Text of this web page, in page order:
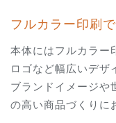
フルカラー印刷
本体にはフルカラー
ロゴなど幅広いデザ
ブランドイメージや
の高い商品づくりに